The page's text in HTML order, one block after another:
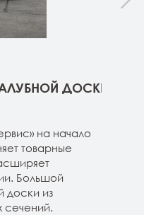
ДОСКИ
на начало
товарные
Большой
доски из
сечений.